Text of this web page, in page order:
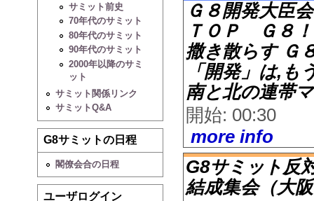
サミット前史
70年代のサミット
80年代のサミット
90年代のサミット
2000年以降のサミ
ット
サミット関係リンク
サミットQ&A
G8サミットの日程
閣僚会合の日程
ユーザログイン
Ｇ８開発大臣
ＴＯＰ Ｇ８
撒き散らす Ｇ
「開発」は,
南と北の連帯
開始: 00:30
more info
G8サミット反
結成集会（大